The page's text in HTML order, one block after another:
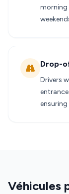
morning
Drop-
Drivers
Véhicules